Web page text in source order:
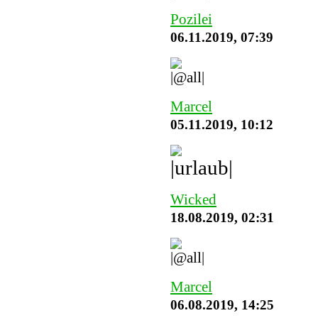
Pozilei
06.11.2019, 07:39
Marcel
05.11.2019, 10:12
Wicked
18.08.2019, 02:31
Marcel
06.08.2019, 14:25